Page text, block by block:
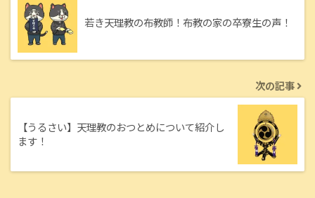
若き天理教の布教師！布教の家の卒寮生の声！
次の記事
【うるさい】天理教のおつとめについて紹介し
ます！